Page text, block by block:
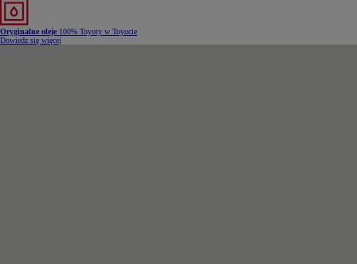
Oryginalne oleje 100% Toyoty w Toyocie
Dowiedz się więcej